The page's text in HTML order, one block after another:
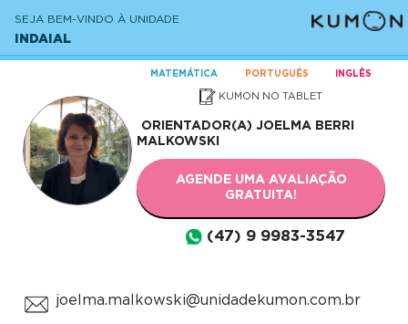
SEJA BEM-VINDO À UNIDADE
INDAIAL
MATEMÁTICA PORTUGUÊS INGLÊS
KUMON NO TABLET
ORIENTADOR(A) JOELMA BERRI
MALKOWSKI
AGENDE UMA AVALIAÇÃO
GRATUITA!
(47) 9 9983-3547
joelma.malkowski@unidadekumon.com.br